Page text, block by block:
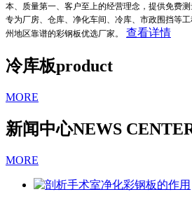
本、质量第一、客户至上的经营理念，提供免费
专为厂房、仓库、净化车间、冷库、市政围挡等
州地区靠谱的彩钢板优选厂家。
查看详情
冷库板product
MORE
新闻中心NEWS
MORE